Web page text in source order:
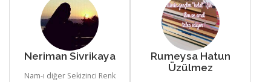
Neriman Sivrikaya
Nam-ı diğer Sekizinci Renk
Rumeysa Hatun
Üzülmez